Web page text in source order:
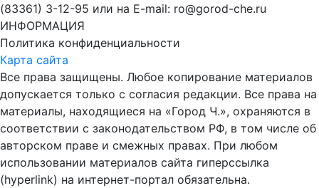
(83361) 3-12-95 или на E-mail: ro@gorod-che.ru
ИНФОРМАЦИЯ
Политика конфиденциальности
Карта сайта
Все права защищены. Любое копирование материалов
допускается только с согласия редакции. Все права на
материалы, находящиеся на «Город Ч.», охраняются в
соответствии с законодательством РФ, в том числе об
авторском праве и смежных правах. При любом
использовании материалов сайта гиперссылка
(hyperlink) на интернет-портал обязательна.